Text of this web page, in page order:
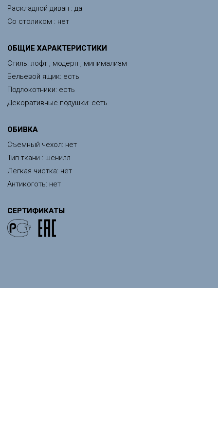
Раскладной диван : да
Со столиком : нет
ОБЩИЕ ХАРАКТЕРИСТИКИ
Стиль: лофт , модерн , минимализм
Бельевой ящик: есть
Подлокотники: есть
Декоративные подушки: есть
ОБИВКА
Съемный чехол: нет
Тип ткани : шенилл
Легкая чистка: нет
Антикоготь: нет
СЕРТИФИКАТЫ